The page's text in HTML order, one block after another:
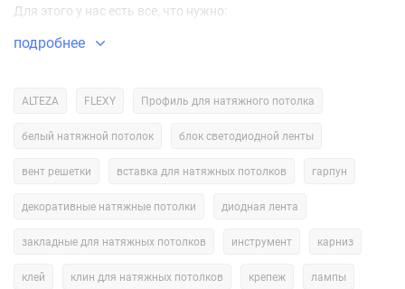
Для этого у нас есть все, что нужно:
1. Оборудование
применение которой повышает прочность сварного шва.
2. Персонал
специалисты (средний стаж по команде 2 года 7 месяцев). Это
подробнее
ALTEZA FLEXY Профиль для натяжного потолка
белый натяжной потолок блок светодиодной ленты
вент решетки вставка для натяжных потолков гарпун
декоративные натяжные потолки диодная лента
закладные для натяжных потолков инструмент карниз
клей клин для натяжных потолков крепеж лампы